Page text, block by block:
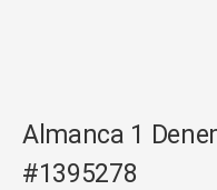
Almanca 1
#1395278